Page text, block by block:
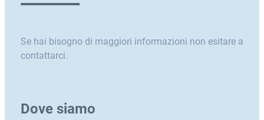
Se hai bisogno di maggiori informazioni non esitare a
contattarci.
Dove siamo